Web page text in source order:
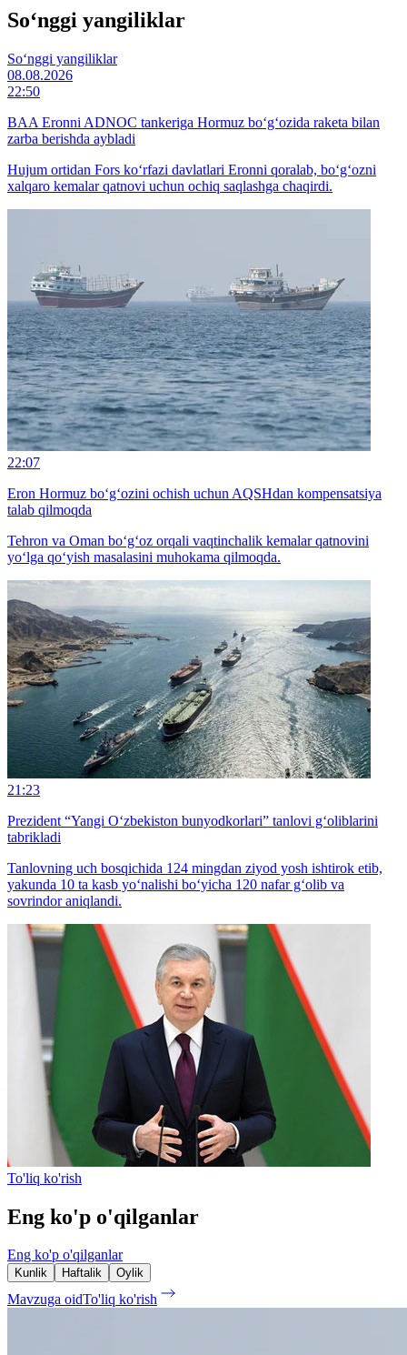
So‘nggi yangiliklar
So‘nggi yangiliklar
08.08.2026
22:50
BAA Eronni ADNOC tankeriga Hormuz bo‘g‘ozida raketa bilan
zarba berishda aybladi
Hujum ortidan Fors ko‘rfazi davlatlari Eronni qoralab, bo‘g‘ozni
xalqaro kemalar qatnovi uchun ochiq saqlashga chaqirdi.
22:07
Eron Hormuz bo‘g‘ozini ochish uchun AQSHdan kompensatsiya
talab qilmoqda
Tehron va Oman bo‘g‘oz orqali vaqtinchalik kemalar qatnovini
yo‘lga qo‘yish masalasini muhokama qilmoqda.
21:23
Prezident “Yangi O‘zbekiston bunyodkorlari” tanlovi g‘oliblarini
tabrikladi
Tanlovning uch bosqichida 124 mingdan ziyod yosh ishtirok etib,
yakunda 10 ta kasb yo‘nalishi bo‘yicha 120 nafar g‘olib va
sovrindor aniqlandi.
To'liq ko'rish
Eng ko'p o'qilganlar
Eng ko'p o'qilganlar
Kunlik Haftalik Oylik
Mavzuga oidTo'liq ko'rish